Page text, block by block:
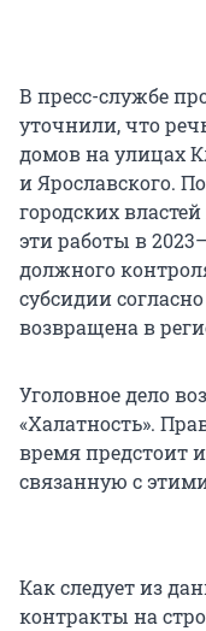
В пресс-службе
уточнили, что
домов на улицах
и Ярославского.
городских
эти работы в
должного
субсидии
возвращена в
Уголовное дело
«Халатность».
время предстоит
связанную с
Как следует из
контракты на